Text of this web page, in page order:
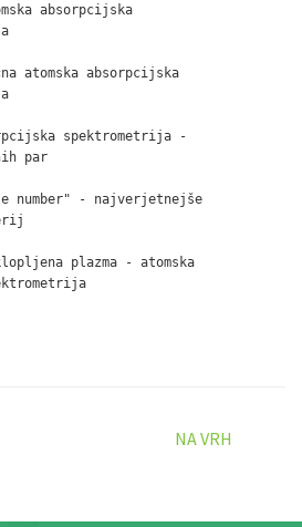
absorpcijska
atomska absorpcijska
spektrometrija -
par
number" - najverjetnejše
plazma - atomska
NA VRH